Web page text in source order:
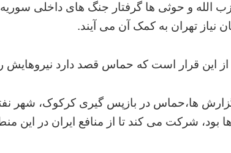
الله و حوثی ها گرفتار جنگ های داخلی
نیاز تهران به کمک آن می آیند.
از این قرار است که حماس قصد دارد نیروهایش
بود، شرکت می کند تا از منافع ایران در این